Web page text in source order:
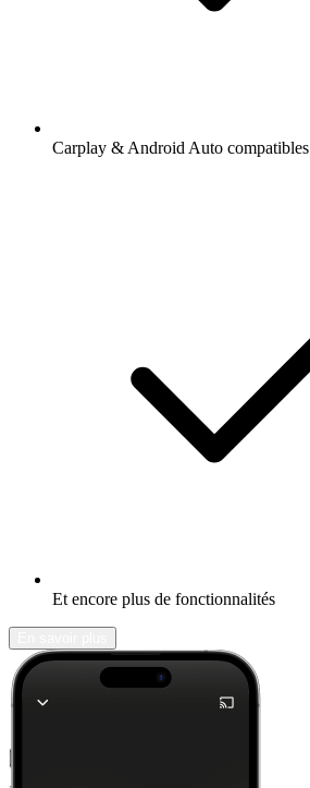
Carplay & Android Auto compatibles
Et encore plus de fonctionnalités